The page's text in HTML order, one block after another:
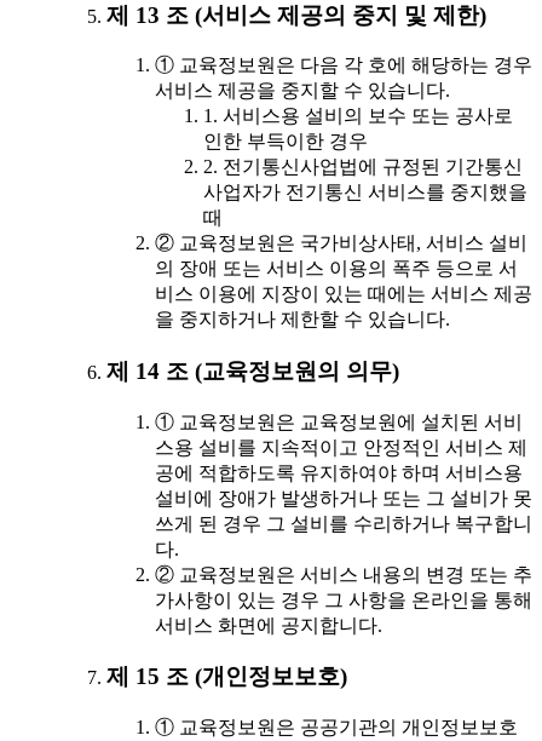
제 13 조 (서비스 제공의 중지 및 제한)
① 교육정보원은 다음 각 호에 해당하는 경우
서비스 제공을 중지할 수 있습니다.
1. 서비스용 설비의 보수 또는 공사로
인한 부득이한 경우
2. 전기통신사업법에 규정된 기간통신
사업자가 전기통신 서비스를 중지했을
때
② 교육정보원은 국가비상사태, 서비스 설비
의 장애 또는 서비스 이용의 폭주 등으로 서
비스 이용에 지장이 있는 때에는 서비스 제공
을 중지하거나 제한할 수 있습니다.
제 14 조 (교육정보원의 의무)
① 교육정보원은 교육정보원에 설치된 서비
스용 설비를 지속적이고 안정적인 서비스 제
공에 적합하도록 유지하여야 하며 서비스용
설비에 장애가 발생하거나 또는 그 설비가 못
쓰게 된 경우 그 설비를 수리하거나 복구합니
다.
② 교육정보원은 서비스 내용의 변경 또는 추
가사항이 있는 경우 그 사항을 온라인을 통해
서비스 화면에 공지합니다.
제 15 조 (개인정보보호)
① 교육정보원은 공공기관의 개인정보보호